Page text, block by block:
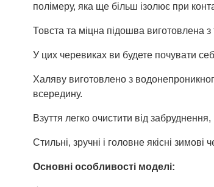
полімеру, яка ще більш ізолює при
Товста та міцна підошва виготовлена з
У цих черевиках ви будете почувати
Халяву виготовлено з
всередину.
Взуття легко очистити від
Стильні, зручні і головне якісні
Основні особливості моделі: